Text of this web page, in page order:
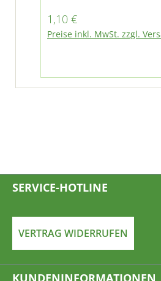
Regulärer Preis:
1,10 €
Preise inkl. MwSt. zzgl.
SERVICE-HOTLINE
VERTRAG WIDERRUFEN
KUNDENINFORMATIONEN